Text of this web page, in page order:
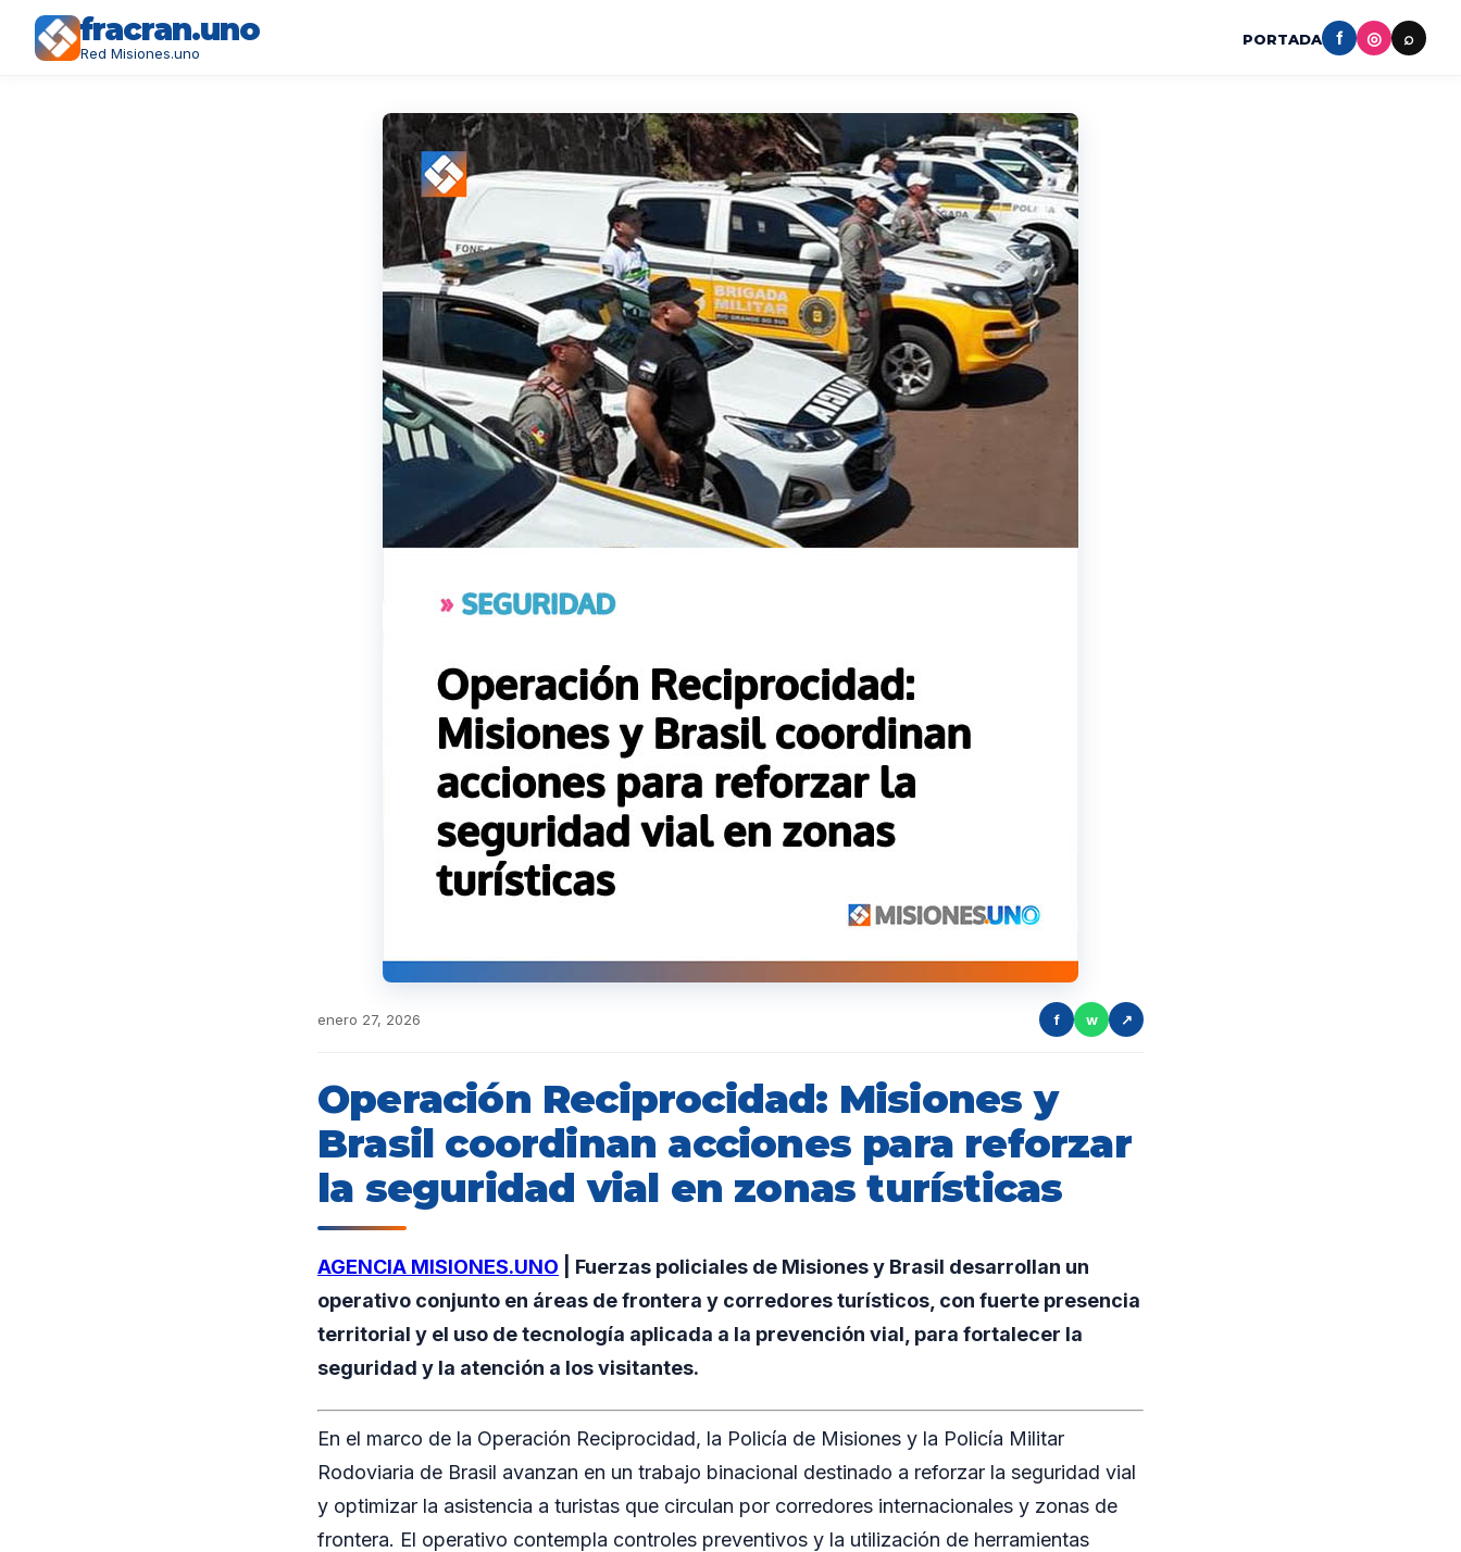
fracran.uno
Red Misiones.uno
PORTADA f ◎ ⌕
enero 27, 2026 f w ↗
Operación Reciprocidad: Misiones y
Brasil coordinan acciones para reforzar
la seguridad vial en zonas turísticas
AGENCIA MISIONES.UNO | Fuerzas policiales de Misiones y Brasil desarrollan un
operativo conjunto en áreas de frontera y corredores turísticos, con fuerte presencia
territorial y el uso de tecnología aplicada a la prevención vial, para fortalecer la
seguridad y la atención a los visitantes.
En el marco de la Operación Reciprocidad, la Policía de Misiones y la Policía Militar
Rodoviaria de Brasil avanzan en un trabajo binacional destinado a reforzar la seguridad vial
y optimizar la asistencia a turistas que circulan por corredores internacionales y zonas de
frontera. El operativo contempla controles preventivos y la utilización de herramientas